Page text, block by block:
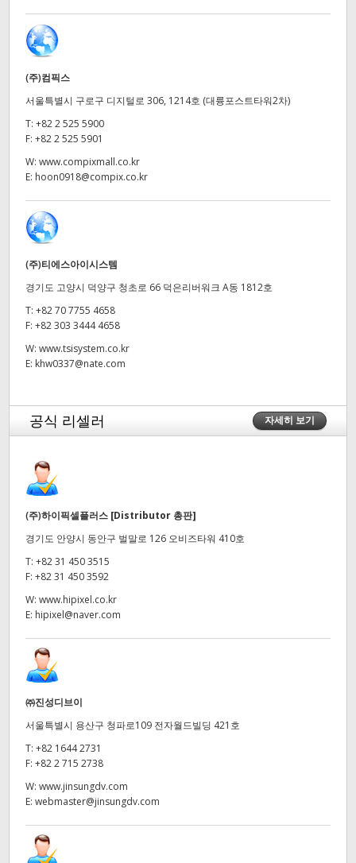
Sweden
Chinese Taipei
Turkey
UAE
(주)컴픽스
서울특별시 구로구 디지털로 306, 1214호 (대륭포스트타워2차)
T: +82 2 525 5900
F: +82 2 525 5901
W: www.compixmall.co.kr
E: hoon0918@compix.co.kr
(주)티에스아이시스템
경기도 고양시 덕양구 청초로 66 덕은리버워크 A동 1812호
T: +82 70 7755 4658
F: +82 303 3444 4658
W: www.tsisystem.co.kr
E: khw0337@nate.com
공식 리셀러 자세히 보기
(주)하이픽셀플러스 [Distributor 총판]
경기도 안양시 동안구 벌말로 126 오비즈타워 410호
T: +82 31 450 3515
F: +82 31 450 3592
W: www.hipixel.co.kr
E: hipixel@naver.com
㈜진성디브이
서울특별시 용산구 청파로109 전자월드빌딩 421호
T: +82 1644 2731
F: +82 2 715 2738
W: www.jinsungdv.com
E: webmaster@jinsungdv.com